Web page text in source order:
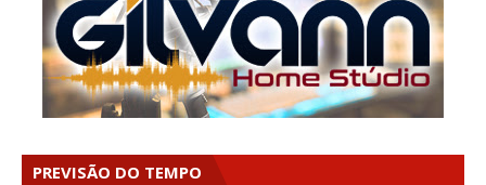
PREVISÃO DO TEMPO